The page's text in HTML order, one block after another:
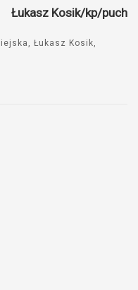
Łukasz Kosik/kp/puch
Łukasz Kosik